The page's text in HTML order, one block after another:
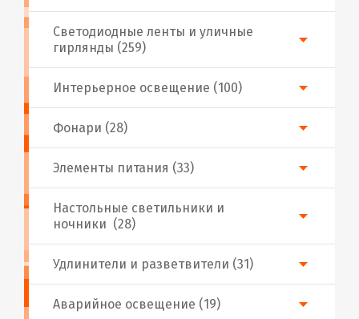
Фонари (28)
Аварийное освещение (19)
Настольные светильники и
ночники (28)
Интерьерное освещение (100)
Светодиодные ленты и уличные
гирлянды (259)
Удлинители и разветвители (31)
Элементы питания (33)